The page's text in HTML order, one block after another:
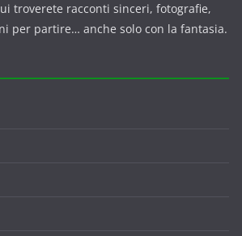
troverete racconti sinceri, fotografie,
per partire… anche solo con la fantasia.